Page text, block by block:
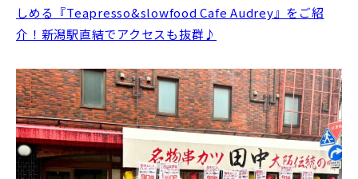
しめる『Teapresso&slowfood Cafe Audrey』をご紹
介！新潟駅直結でアクセスも抜群♪